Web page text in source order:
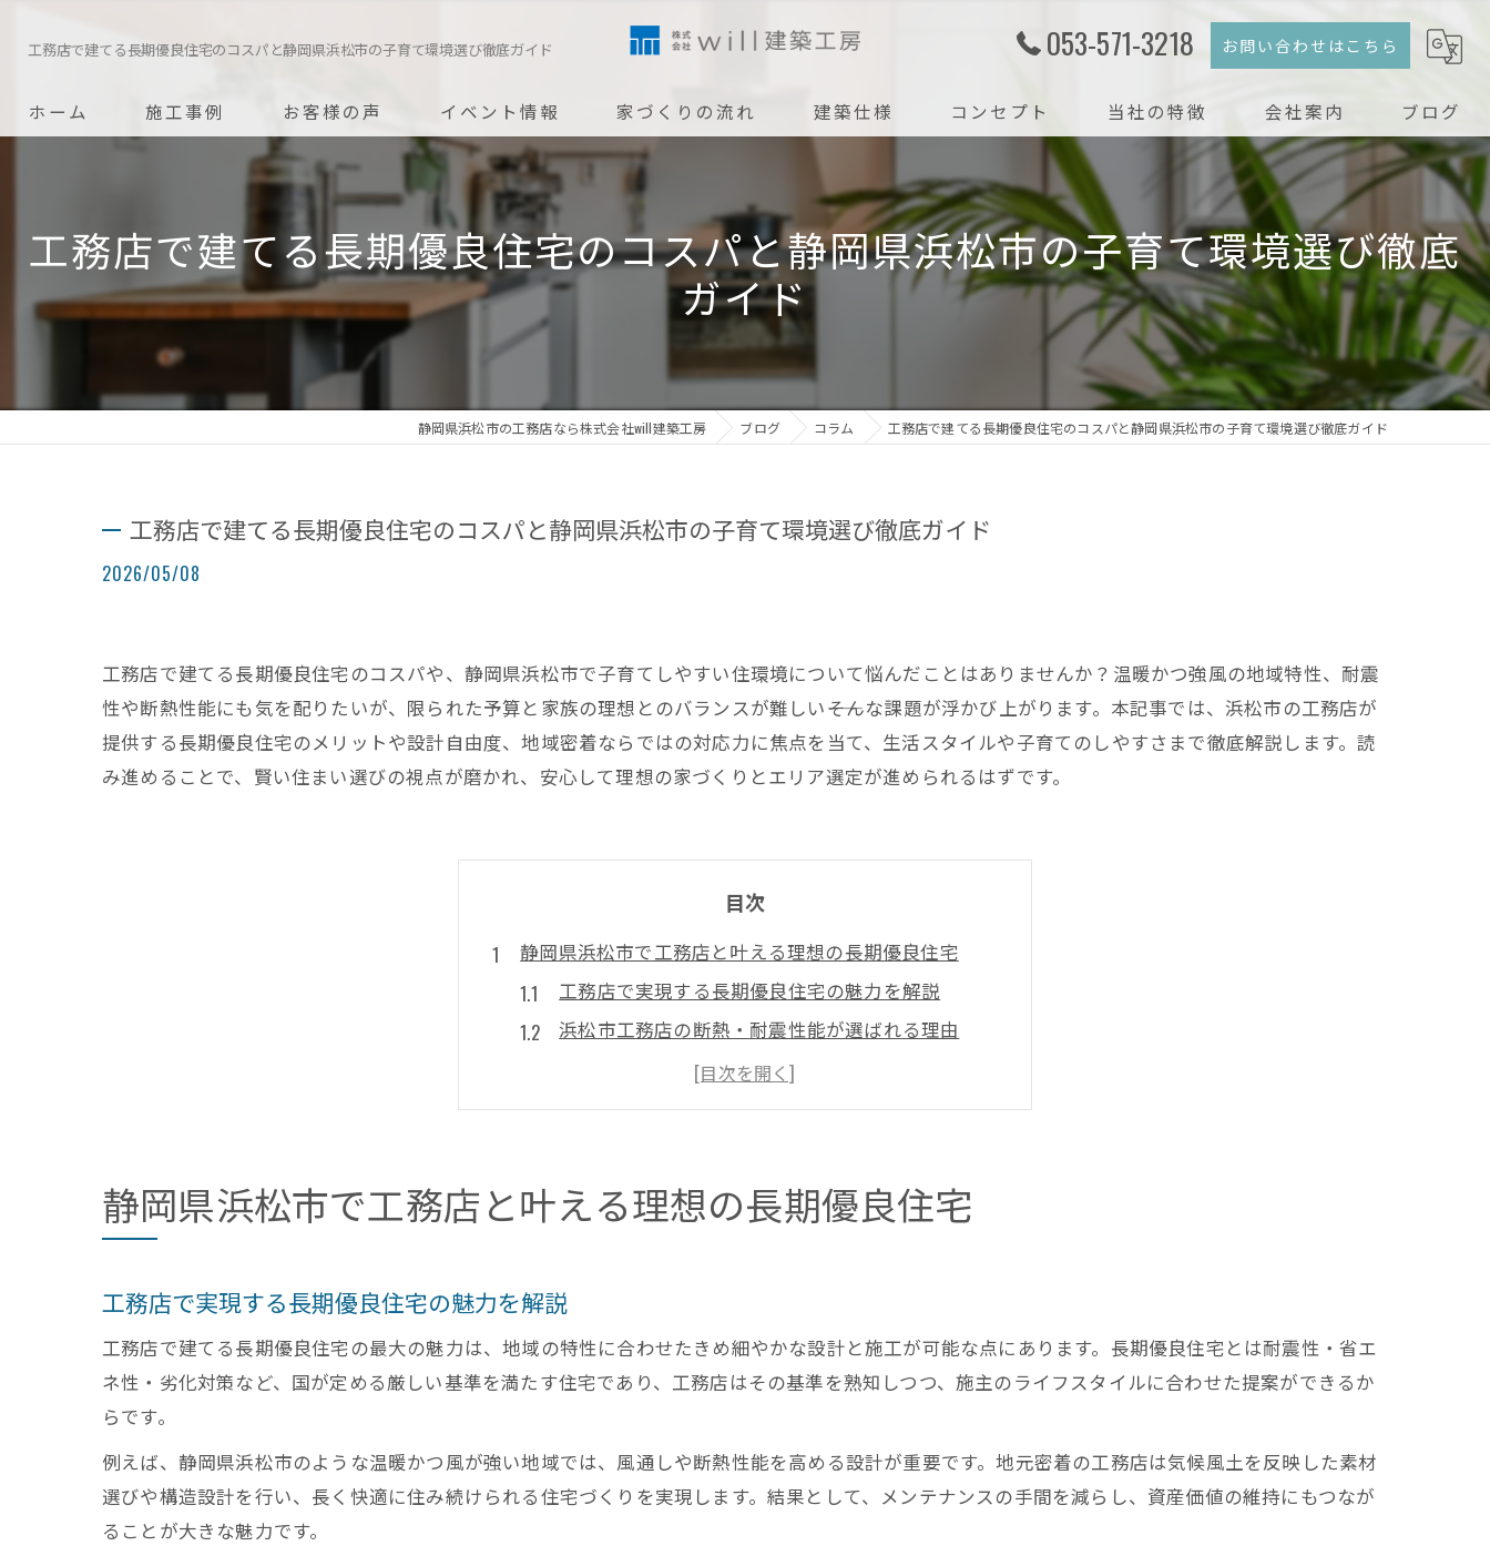
工務店で建てる長期優良住宅のコスパと静岡県浜松市の子育て環境選び徹底ガイド 053-571-3218 お問い合わせはこちら
ホーム 施工事例 お客様の声 イベント情報 家づくりの流れ 建築仕様 コンセプト 当社の特徴
注文住宅
新築
戸建て
リフォーム
リノベーション
会社案内 ブログ
コラム
工務店で建てる長期優良住宅のコスパと静岡県浜松市の子育て環境選び徹底
ガイド
静岡県浜松市の工務店なら株式会社will建築工房 ブログ コラム 工務店で建てる長期優良住宅のコスパと静岡県浜松市の子育て環境選び徹底ガイド
工務店で建てる長期優良住宅のコスパと静岡県浜松市の子育て環境選び徹底ガイド
2026/05/08
工務店で建てる長期優良住宅のコスパや、静岡県浜松市で子育てしやすい住環境について悩んだことはありませんか？温暖かつ強風の地域特性、耐震
性や断熱性能にも気を配りたいが、限られた予算と家族の理想とのバランスが難しい――そんな課題が浮かび上がります。本記事では、浜松市の工務店が
提供する長期優良住宅のメリットや設計自由度、地域密着ならではの対応力に焦点を当て、生活スタイルや子育てのしやすさまで徹底解説します。読
み進めることで、賢い住まい選びの視点が磨かれ、安心して理想の家づくりとエリア選定が進められるはずです。
目次
静岡県浜松市で工務店と叶える理想の長期優良住宅
工務店で実現する長期優良住宅の魅力を解説
浜松市工務店の断熱・耐震性能が選ばれる理由
長期優良住宅を工務店に依頼するメリットとは
工務店で理想の間取りと自由設計を叶える方法
子育ても安心な浜松市の住環境選びと工務店の魅力
工務店住宅で子育て環境を充実させる工夫とは
子育て世代が工務店を選ぶ理由とその魅力に迫る
工務店の家が子どもの成長を支えるポイント解説
浜松市の工務店住宅が快適な暮らしを実現する秘訣
工務店の柔軟な対応力が長期優良住宅で光る理由
浜松市の工務店が提供する独自のサービスとは
静岡県浜松市で工務店と叶える理想の長期優良住宅
工務店で実現する長期優良住宅の魅力を解説
工務店で建てる長期優良住宅の最大の魅力は、地域の特性に合わせたきめ細やかな設計と施工が可能な点にあります。長期優良住宅とは耐震性・省エ
ネ性・劣化対策など、国が定める厳しい基準を満たす住宅であり、工務店はその基準を熟知しつつ、施主のライフスタイルに合わせた提案ができるか
らです。
例えば、静岡県浜松市のような温暖かつ風が強い地域では、風通しや断熱性能を高める設計が重要です。地元密着の工務店は気候風土を反映した素材
選びや構造設計を行い、長く快適に住み続けられる住宅づくりを実現します。結果として、メンテナンスの手間を減らし、資産価値の維持にもつなが
ることが大きな魅力です。